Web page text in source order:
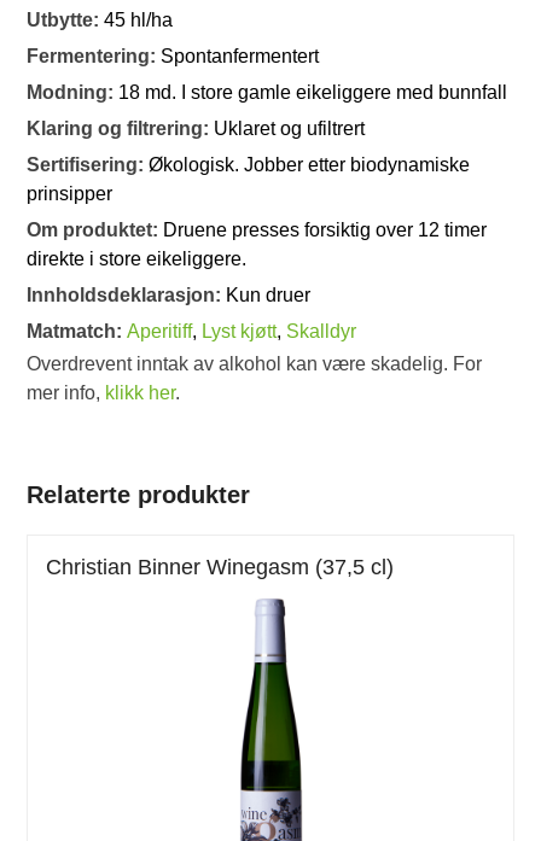
Utbytte:45 hl/ha
Fermentering: Spontanfermentert
Modning: 18 md. I store gamle eikeliggere med bunnfall
Klaring og filtrering: Uklaret og ufiltrert
Sertifisering:Økologisk. Jobber etter biodynamiske
prinsipper
Om produktet: Druene presses forsiktig over 12 timer
direkte i store eikeliggere.
Innholdsdeklarasjon: Kun druer
Matmatch:Aperitiff, Lyst kjøtt, Skalldyr
Overdrevent inntak av alkohol kan være skadelig. For
mer info, klikk her.
Relaterte produkter
Christian Binner Winegasm (37,5 cl)